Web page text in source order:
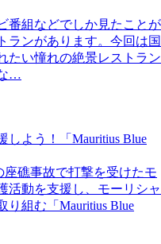
番組などでしか見たことが
ランがあります。今回は国
たい憧れの絶景レストラン
…
しよう！「Mauritius Blue
礁事故で打撃を受けたモ
活動を支援し、モーリシャ
り組む「Mauritius Blue